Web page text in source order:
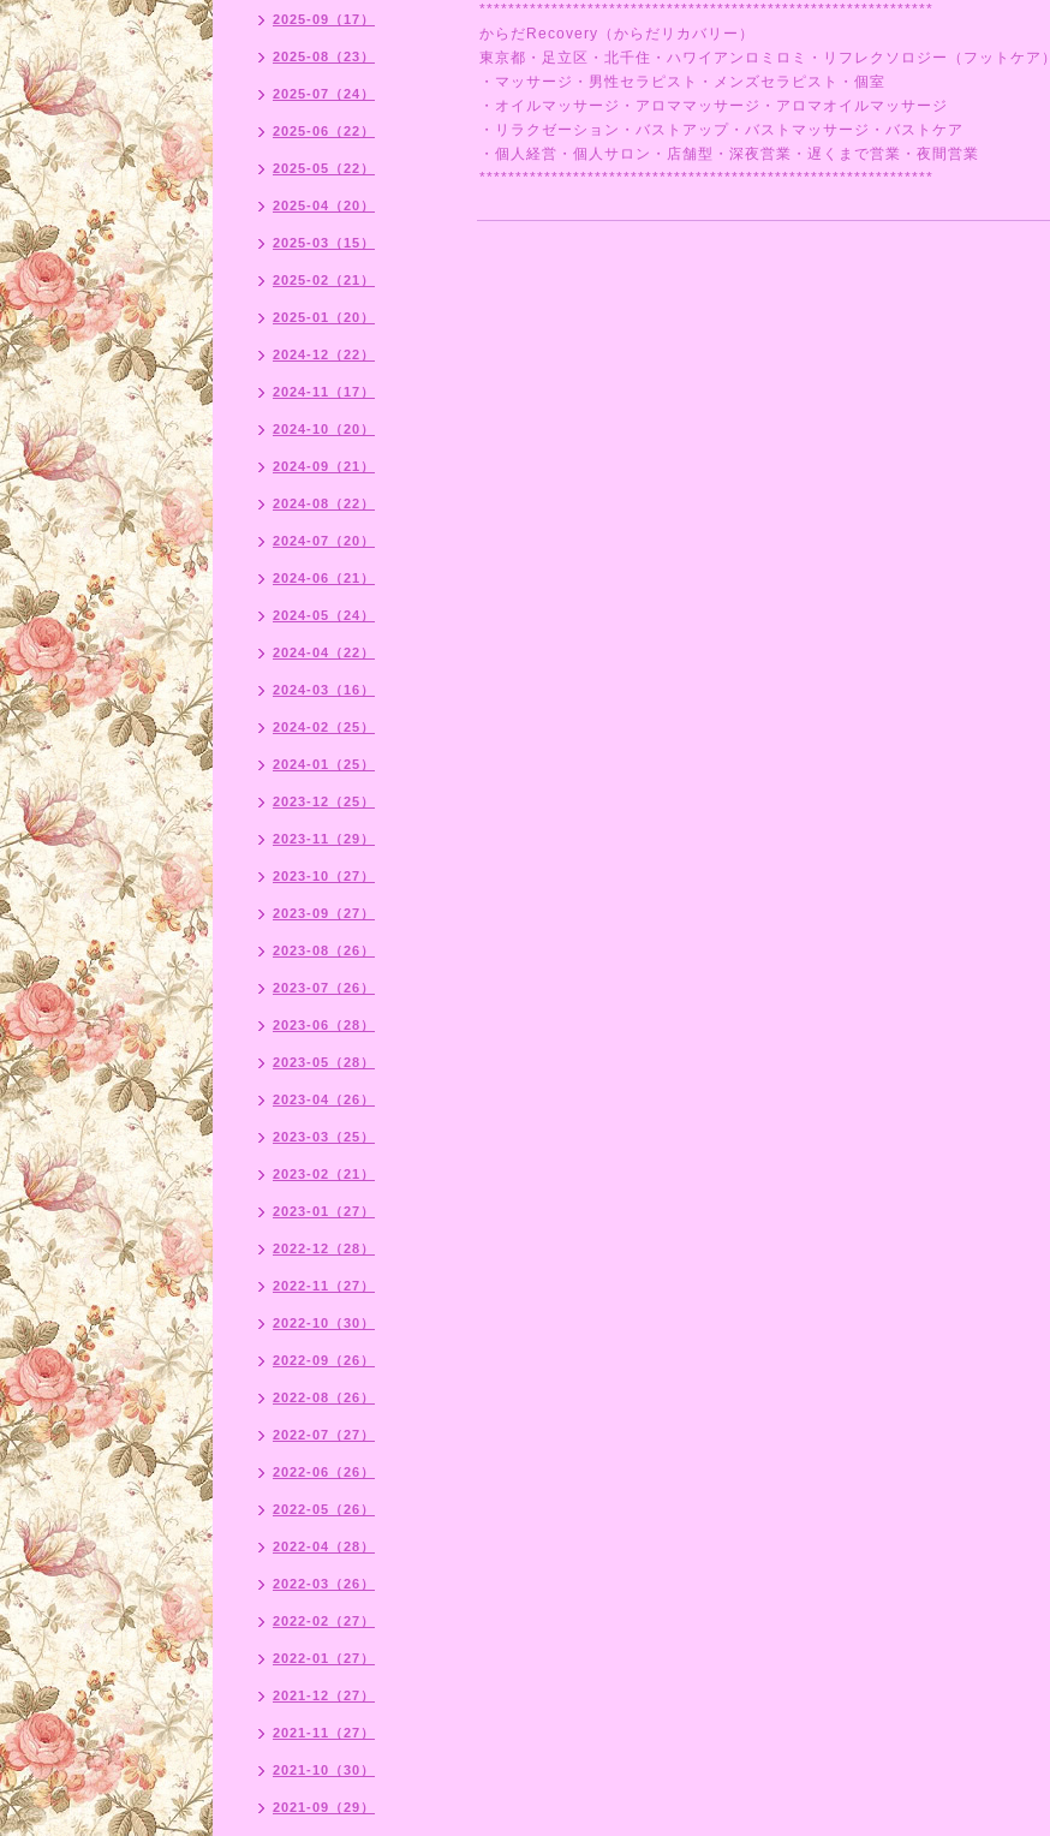
***************************************************************
からだRecovery（からだリカバリー）
東京都・足立区・北千住・ハワイアンロミロミ・リフレクソロジー（フットケア）
・マッサージ・男性セラピスト・メンズセラピスト・個室
・オイルマッサージ・アロママッサージ・アロマオイルマッサージ
・リラクゼーション・バストアップ・バストマッサージ・バストケア
・個人経営・個人サロン・店舗型・深夜営業・遅くまで営業・夜間営業
***************************************************************
2025-09（17）
2025-08（23）
2025-07（24）
2025-06（22）
2025-05（22）
2025-04（20）
2025-03（15）
2025-02（21）
2025-01（20）
2024-12（22）
2024-11（17）
2024-10（20）
2024-09（21）
2024-08（22）
2024-07（20）
2024-06（21）
2024-05（24）
2024-04（22）
2024-03（16）
2024-02（25）
2024-01（25）
2023-12（25）
2023-11（29）
2023-10（27）
2023-09（27）
2023-08（26）
2023-07（26）
2023-06（28）
2023-05（28）
2023-04（26）
2023-03（25）
2023-02（21）
2023-01（27）
2022-12（28）
2022-11（27）
2022-10（30）
2022-09（26）
2022-08（26）
2022-07（27）
2022-06（26）
2022-05（26）
2022-04（28）
2022-03（26）
2022-02（27）
2022-01（27）
2021-12（27）
2021-11（27）
2021-10（30）
2021-09（29）